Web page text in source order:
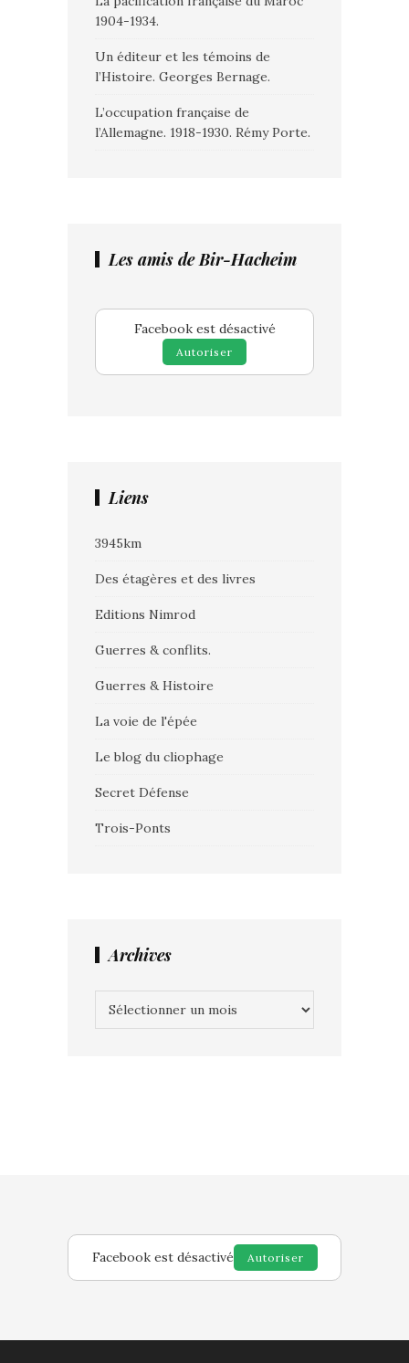
1904-1934.
Un éditeur et les témoins de
l’Histoire. Georges Bernage.
L’occupation française de
l’Allemagne. 1918-1930. Rémy Porte.
Les amis de Bir-Hacheim
Facebook est désactivé
Autoriser
Liens
3945km
Des étagères et des livres
Editions Nimrod
Guerres & conflits.
Guerres & Histoire
La voie de l'épée
Le blog du cliophage
Secret Défense
Trois-Ponts
Archives
Facebook est désactivé Autoriser